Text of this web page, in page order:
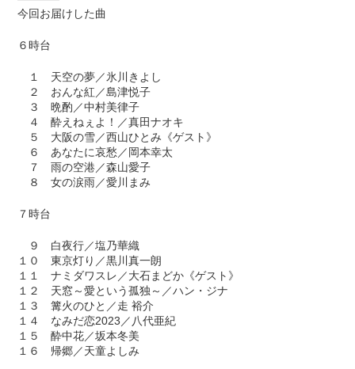
今回お届けした曲
６時台
１ 天空の夢／氷川きよし
２ おんな紅／島津悦子
３ 晩酌／中村美律子
４ 酔えねぇよ！／真田ナオキ
５ 大阪の雪／西山ひとみ《ゲスト》
６ あなたに哀愁／岡本幸太
７ 雨の空港／森山愛子
８ 女の涙雨／愛川まみ
７時台
９ 白夜行／塩乃華織
１０ 東京灯り／黒川真一朗
１１ ナミダワスレ／大石まどか《ゲスト》
１２ 天窓～愛という孤独～／ハン・ジナ
１３ 篝火のひと／走 裕介
１４ なみだ恋2023／八代亜紀
１５ 酔中花／坂本冬美
１６ 帰郷／天童よしみ